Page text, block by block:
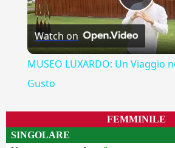
Play
Watch on
MUSEO LUXARDO: Un Viaggio
Gusto
FEMMINILE
SINGOLARE